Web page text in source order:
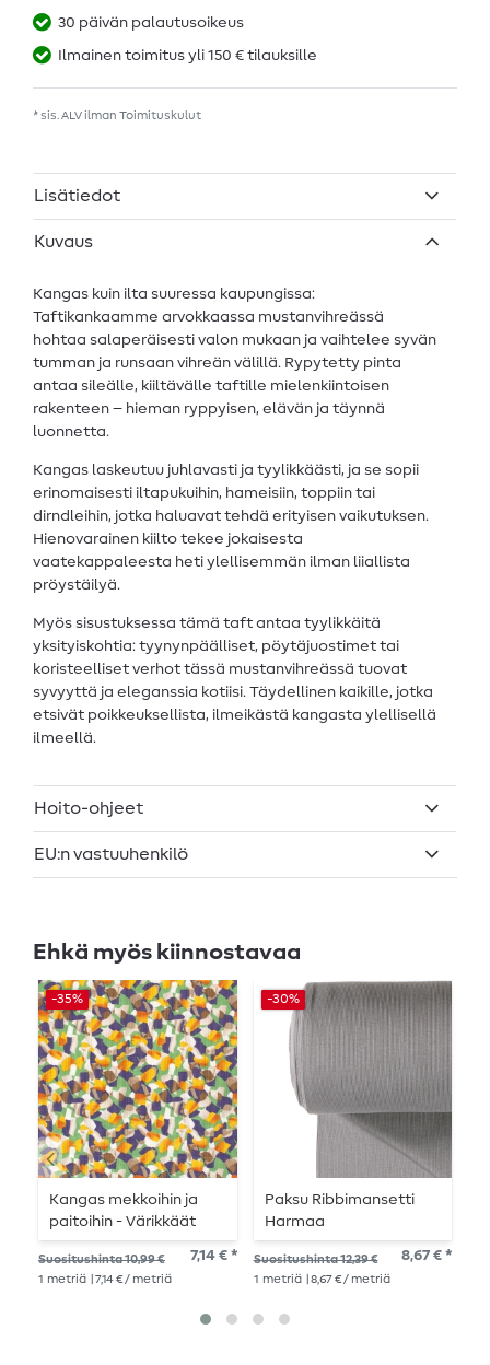
30 päivän palautusoikeus
Ilmainen toimitus yli 150 € tilauksille
* sis. ALV ilman Toimituskulut
Lisätiedot
Kuvaus
Kangas kuin ilta suuressa kaupungissa:
Taftikankaamme arvokkaassa mustanvihreässä
hohtaa salaperäisesti valon mukaan ja vaihtelee syvän
tumman ja runsaan vihreän välillä. Rypytetty pinta
antaa sileälle, kiiltävälle taftille mielenkiintoisen
rakenteen – hieman ryppyisen, elävän ja täynnä
luonnetta.
Kangas laskeutuu juhlavasti ja tyylikkäästi, ja se sopii
erinomaisesti iltapukuihin, hameisiin, toppiin tai
dirndleihin, jotka haluavat tehdä erityisen vaikutuksen.
Hienovarainen kiilto tekee jokaisesta
vaatekappaleesta heti ylellisemmän ilman liiallista
pröystäilyä.
Myös sisustuksessa tämä taft antaa tyylikkäitä
yksityiskohtia: tyynynpäälliset, pöytäjuostimet tai
koristeelliset verhot tässä mustanvihreässä tuovat
syvyyttä ja eleganssia kotiisi. Täydellinen kaikille, jotka
etsivät poikkeuksellista, ilmeikästä kangasta ylellisellä
ilmeellä.
Hoito-ohjeet
EU:n vastuuhenkilö
Ehkä myös kiinnostavaa
-35%
Kangas mekkoihin ja
paitoihin - Värikkäät
kivet violetti
Suositushinta 10,99 € 7,14 € *
1 metriä | 7,14 € / metriä
-30%
Paksu Ribbimansetti
Harmaa
Suositushinta 12,39 € 8,67 € *
1 metriä | 8,67 € / metriä